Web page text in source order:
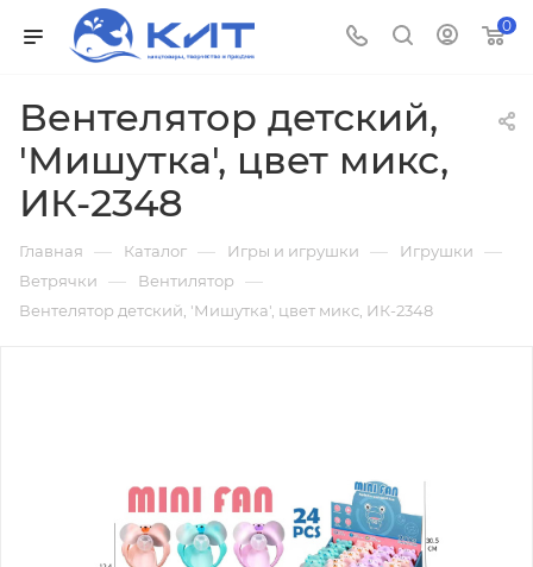
0
Вентелятор детский,
'Мишутка', цвет микс,
ИК-2348
Главная — Каталог — Игры и игрушки — Игрушки —
Ветрячки — Вентилятор —
Вентелятор детский, 'Мишутка', цвет микс, ИК-2348